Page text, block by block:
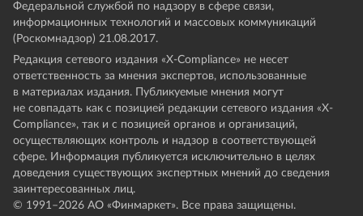
Федеральной службой по надзору в сфере связи,
информационных технологий и массовых коммуникаций
(Роскомнадзор) 21.08.2017.
Редакция сетевого издания «X-Compliance» не несет
ответственность за мнения экспертов, использованные
в материалах издания. Публикуемые мнения могут
не совпадать как с позицией редакции сетевого издания «X-
Compliance», так и с позицией органов и организаций,
осуществляющих контроль и надзор в соответствующей
сфере. Информация публикуется исключительно в целях
доведения существующих экспертных мнений до сведения
заинтересованных лиц.
© 1991–2026 АО «Финмаркет». Все права защищены.